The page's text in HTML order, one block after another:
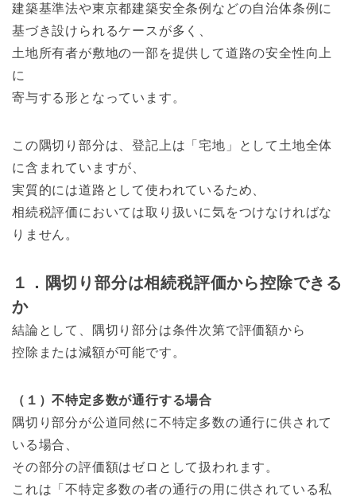
建築基準法や東京都建築安全条例などの自治体条例に
基づき設けられるケースが多く、
土地所有者が敷地の一部を提供して道路の安全性向上
に
寄与する形となっています。
この隅切り部分は、登記上は「宅地」として土地全体
に含まれていますが、
実質的には道路として使われているため、
相続税評価においては取り扱いに気をつけなければな
りません。
１．隅切り部分は相続税評価から控除できる
か
結論として、隅切り部分は条件次第で評価額から
控除または減額が可能です。
（１）不特定多数が通行する場合
隅切り部分が公道同然に不特定多数の通行に供されて
いる場合、
その部分の評価額はゼロとして扱われます。
これは「不特定多数の者の通行の用に供されている私